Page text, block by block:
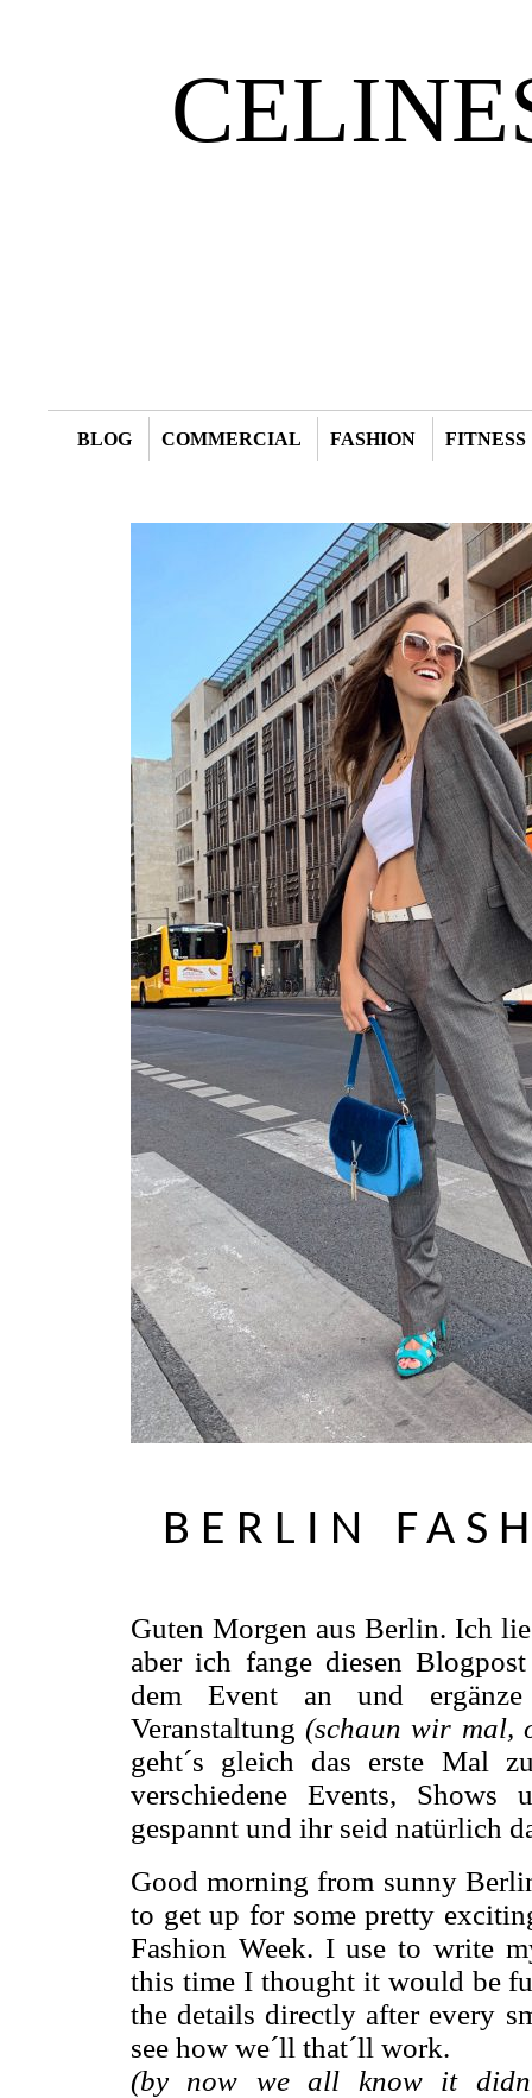
BLOG COMMERCIAL FASHION FITNESS
BERLIN
Guten Morgen aus Berlin. Ich
aber ich fange diesen
dem Event an und
Veranstaltung(schaun wir mal,
geht´s gleich das erste Mal
verschiedene Events,
gespannt und ihr seid natürlich
Good morning from sunny
to get up for some pretty
Fashion Week. I use to write
this time I thought it would be
the details directly after every
see how we´ll that´ll work.
(by now we all know it